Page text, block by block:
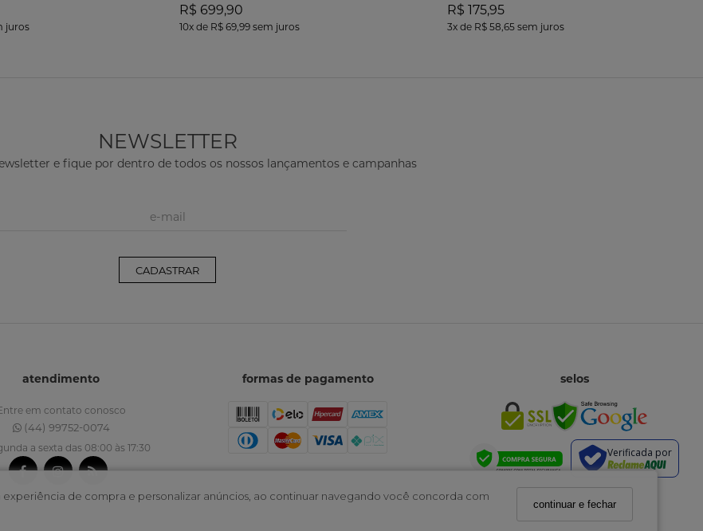
de compra e personalizar anúncios, ao continuar navegando você concorda com
continuar e fechar
juros
R$ 699,90
10xde R$ 69,99sem juros
R$ 175,95
3xde R$ 58,65sem juros
NEWSLETTER
e fique por dentro de todos os nossos lançamentos e campanhas
CADASTRAR
atendimento
em contato conosco
(44) 99752-0074
a sexta das 08:00 às 17:30
formas de pagamento selos
Verificada por